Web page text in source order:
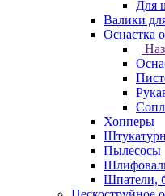
Для
Валики
Оснастка
Хопперы
Пылесосы
Шпатели,